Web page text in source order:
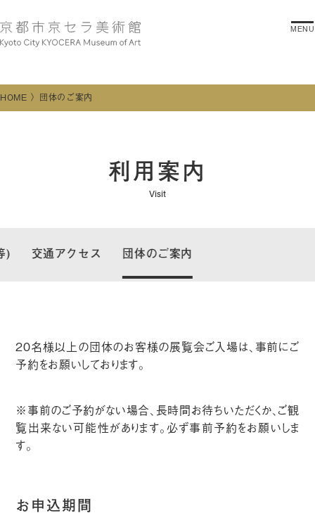
MENU
HOME 団体のご案内
利用案内
Visit
) 交通アクセス 団体のご案内
20名様以上の団体のお客様の展覧会ご入場は、事前にご
予約をお願いしております。
※事前のご予約がない場合、長時間お待ちいただくか、ご観
覧出来ない可能性があります。必ず事前予約をお願いしま
す。
お申込期間